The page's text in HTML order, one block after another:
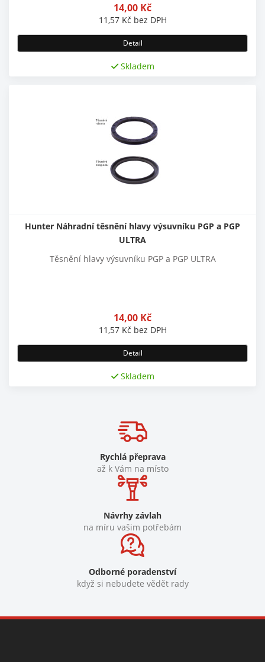
14,00 Kč
11,57 Kč bez DPH
Detail
Skladem
Hunter Náhradní těsnění hlavy výsuvníku PGP a PGP
ULTRA
Těsnění hlavy výsuvníku PGP a PGP ULTRA
14,00 Kč
11,57 Kč bez DPH
Detail
Skladem
Rychlá přeprava
až k Vám na místo
Návrhy závlah
na míru vašim potřebám
Odborné poradenství
když si nebudete vědět rady